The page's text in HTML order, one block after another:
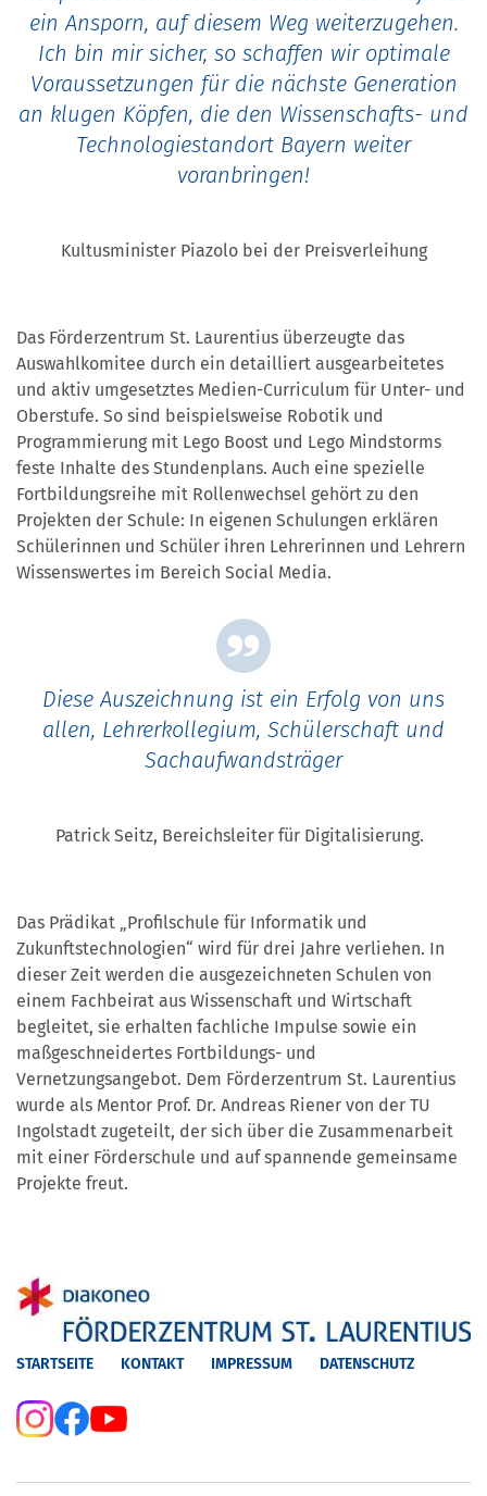
ein Ansporn, auf diesem Weg weiterzugehen.
Ich bin mir sicher, so schaffen wir optimale
Voraussetzungen für die nächste Generation
an klugen Köpfen, die den Wissenschafts- und
Technologiestandort Bayern weiter
voranbringen!
Kultusminister Piazolo bei der Preisverleihung
Das Förderzentrum St. Laurentius überzeugte das
Auswahlkomitee durch ein detailliert ausgearbeitetes
und aktiv umgesetztes Medien-Curriculum für Unter- und
Oberstufe. So sind beispielsweise Robotik und
Programmierung mit Lego Boost und Lego Mindstorms
feste Inhalte des Stundenplans. Auch eine spezielle
Fortbildungsreihe mit Rollenwechsel gehört zu den
Projekten der Schule: In eigenen Schulungen erklären
Schülerinnen und Schüler ihren Lehrerinnen und Lehrern
Wissenswertes im Bereich Social Media.
Diese Auszeichnung ist ein Erfolg von uns
allen, Lehrerkollegium, Schülerschaft und
Sachaufwandsträger
Patrick Seitz, Bereichsleiter für Digitalisierung.
Das Prädikat „Profilschule für Informatik und
Zukunftstechnologien“ wird für drei Jahre verliehen. In
dieser Zeit werden die ausgezeichneten Schulen von
einem Fachbeirat aus Wissenschaft und Wirtschaft
begleitet, sie erhalten fachliche Impulse sowie ein
maßgeschneidertes Fortbildungs- und
Vernetzungsangebot. Dem Förderzentrum St. Laurentius
wurde als Mentor Prof. Dr. Andreas Riener von der TU
Ingolstadt zugeteilt, der sich über die Zusammenarbeit
mit einer Förderschule und auf spannende gemeinsame
Projekte freut.
STARTSEITE KONTAKT IMPRESSUM DATENSCHUTZ